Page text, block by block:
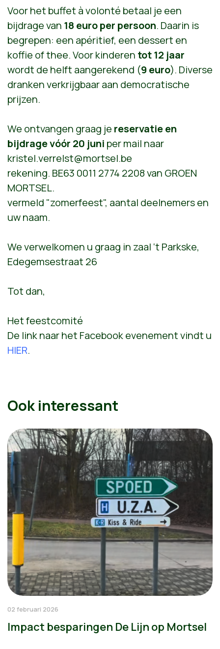
Voor het buffet à volonté betaal je een
bijdrage van 18 euro per persoon. Daarin is
begrepen: een apéritief, een dessert en
koffie of thee. Voor kinderen tot 12 jaar
wordt de helft aangerekend (9 euro). Diverse
dranken verkrijgbaar aan democratische
prijzen.
We ontvangen graag je reservatie en
bijdrage vóór 20 juni per mail naar
kristel.verrelst@mortsel.be
rekening. BE63 0011 2774 2208 van GROEN
MORTSEL.
vermeld "zomerfeest", aantal deelnemers en
uw naam.
We verwelkomen u graag in zaal ‘t Parkske,
Edegemsestraat 26
Tot dan,
Het feestcomité
De link naar het Facebook evenement vindt u
HIER.
Ook interessant
02 februari 2026
Impact besparingen De Lijn op Mortsel